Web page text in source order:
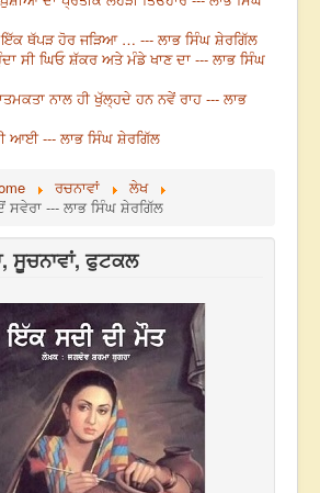
ਇੱਕ ਥੱਪੜ ਹੋਰ ਜੜਿਆ … --- ਲਾਭ ਸਿੰਘ ਸ਼ੇਰਗਿੱਲ
ਸੀ ਘਿਓ ਸ਼ੱਕਰ ਅਤੇ ਮੰਡੇ ਖਾਣ ਦਾ --- ਲਾਭ ਸਿੰਘ
ਨਾਲ ਹੀ ਖੁੱਲ੍ਹਦੇ ਹਨ ਨਵੇਂ ਰਾਹ --- ਲਾਭ
ਆਈ --- ਲਾਭ ਸਿੰਘ ਸ਼ੇਰਗਿੱਲ
ਰਚਨਾਵਾਂ
ਲੇਖ
ਸਵੇਰਾ --- ਲਾਭ ਸਿੰਘ ਸ਼ੇਰਗਿੱਲ
ਸੂਚਨਾਵਾਂ, ਫੁਟਕਲ